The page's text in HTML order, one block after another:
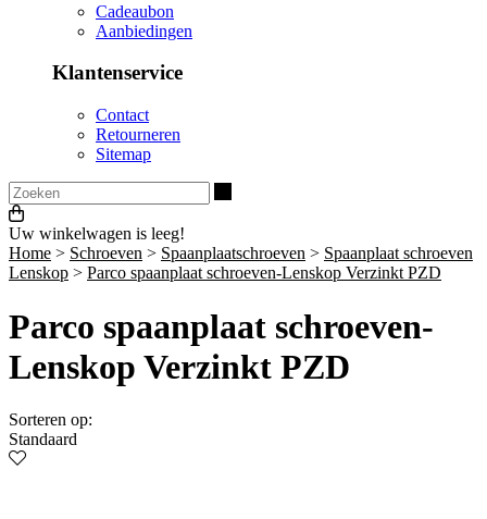
Cadeaubon
Aanbiedingen
Klantenservice
Contact
Retourneren
Sitemap
Uw winkelwagen is leeg!
Home > Schroeven > Spaanplaatschroeven > Spaanplaat schroeven
Lenskop > Parco spaanplaat schroeven-Lenskop Verzinkt PZD
Parco spaanplaat schroeven-
Lenskop Verzinkt PZD
Sorteren op:
Standaard